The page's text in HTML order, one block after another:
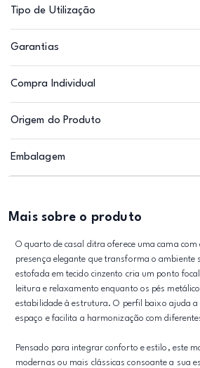
Tipo de Utilização
Garantias
Compra Individual
Origem do Produto
Embalagem
Mais sobre o produto
O quarto de casal ditra oferece uma cama
presença elegante que transforma o ambiente
estofada em tecido cinzento cria um ponto
leitura e relaxamento enquanto os pés
estabilidade à estrutura. O perfil baixo ajuda
espaço e facilita a harmonização com
Pensado para integrar conforto e estilo, este
modernas ou mais clássicas consoante a sua